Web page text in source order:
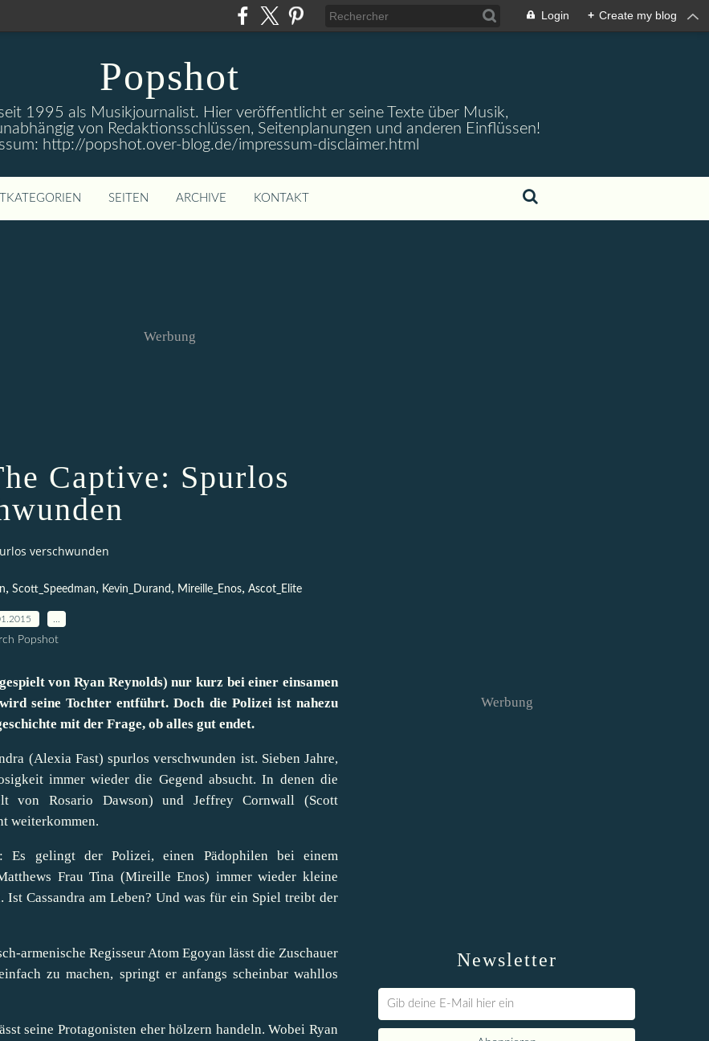
Login + Create my blog
Popshot
1995 als Musikjournalist. Hier veröffentlicht er seine Texte über Musik,
von Redaktionsschlüssen, Seitenplanungen und anderen Einflüssen!
http://popshot.over-blog.de/impressum-disclaimer.html
SEITEN ARCHIVE KONTAKT
Werbung
Captive: Spurlos
verschwunden
, Scott_Speedman, Kevin_Durand , Mireille_Enos, Ascot_Elite
Popshot
von Ryan Reynolds) nur kurz bei einer einsamen
seine Tochter entführt. Doch die Polizei ist nahezu
mit der Frage, ob alles gut endet.
(Alexia Fast) spurlos verschwunden ist. Sieben Jahre,
immer wieder die Gegend absucht. In denen die
von Rosario Dawson) und Jeffrey Cornwall (Scott
weiterkommen.
Es gelingt der Polizei, einen Pädophilen bei einem
Frau Tina (Mireille Enos) immer wieder kleine
Cassandra am Leben? Und was für ein Spiel treibt der
armenische Regisseur Atom Egoyan lässt die Zuschauer
zu machen, springt er anfangs scheinbar wahllos
seine Protagonisten eher hölzern handeln. Wobei Ryan
Newsletter
Werbung